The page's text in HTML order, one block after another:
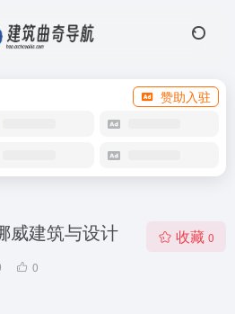
赞助入驻
威建筑与设计
0
收藏 0